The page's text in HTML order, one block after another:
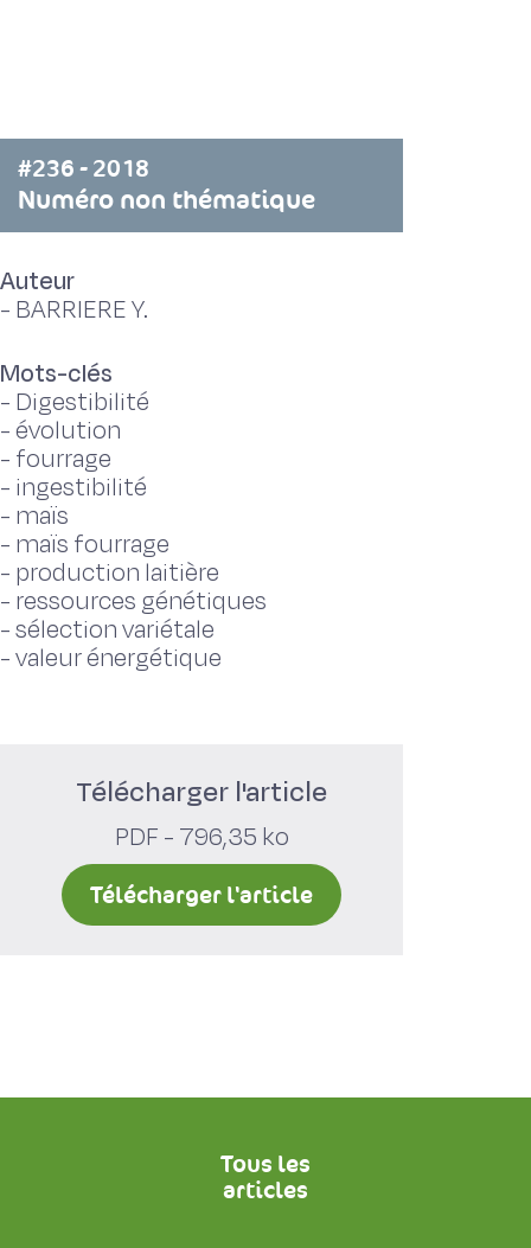
#236 - 2018
Numéro non thématique
Auteur
- BARRIERE Y.
Mots-clés
- Digestibilité
-évolution
- fourrage
- ingestibilité
- maïs
- maïs fourrage
- production laitière
- ressources génétiques
-sélection variétale
-valeur énergétique
Télécharger l'article
PDF - 796,35 ko
Télécharger l'article
Tous les
articles